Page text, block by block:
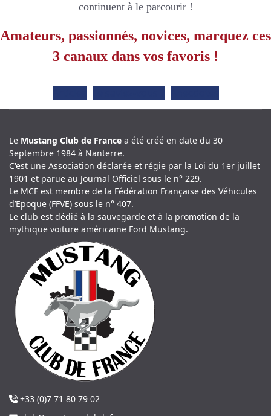
continuent à le parcourir !
Amateurs, passionnés, novices, marquez ces
3 canaux dans vos favoris !
Le Mustang Club de France a été créé en date du 30
Septembre 1984 à Nanterre.
C'est une Association déclarée et régie par la Loi du 1er juillet
1901 et parue au Journal Officiel sous le n° 229.
Le MCF est membre de la Fédération Française des Véhicules
d’Epoque (FFVE) sous le n° 407.
Le club est dédié à la sauvegarde et à la promotion de la
mythique voiture américaine Ford Mustang.
+33 (0)7 71 80 79 02